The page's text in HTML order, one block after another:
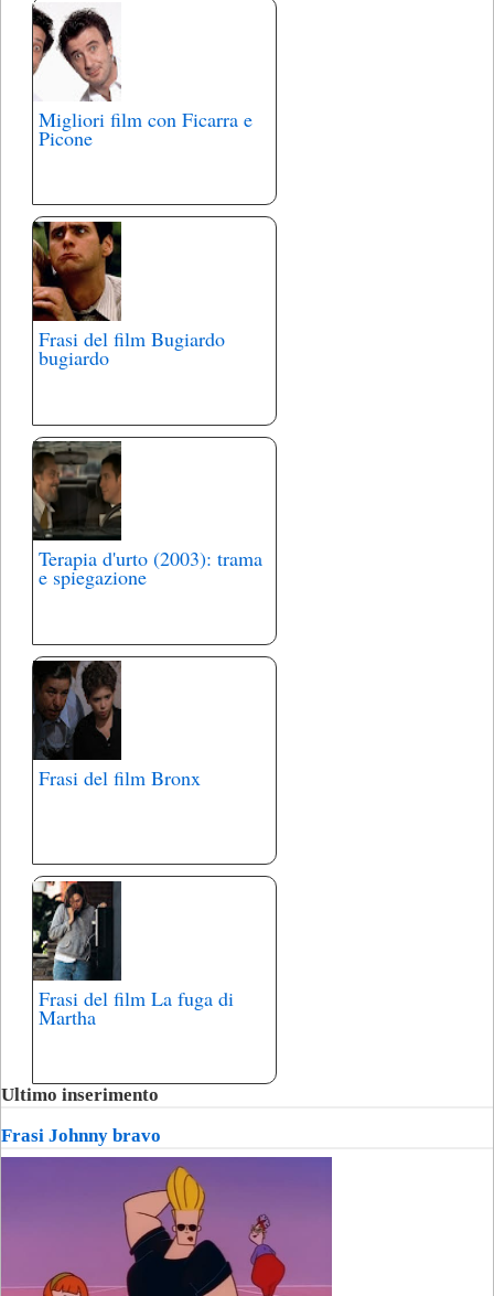
Migliori film con Ficarra e
Picone
Frasi del film Bugiardo
bugiardo
Terapia d'urto (2003): trama
e spiegazione
Frasi del film Bronx
Frasi del film La fuga di
Martha
Ultimo inserimento
Frasi Johnny bravo